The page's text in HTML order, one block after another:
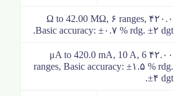
۴۲۰.۰ Ω to 42.00 MΩ, ۶ ranges,
Basic accuracy: ±۰.۷ % rdg. ±۲ dgt.
۴۲.۰۰ μA to 420.0 mA, 10 A, 6
ranges, Basic accuracy: ±۱.۵ % rdg.
±۴ dgt.